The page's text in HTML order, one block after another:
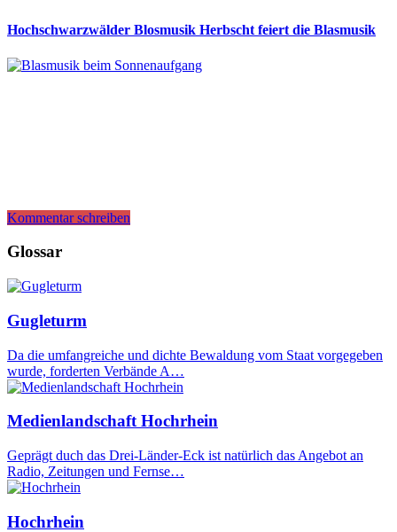
Hochschwarzwälder Blosmusik Herbscht feiert die Blasmusik
Kommentar schreiben
Glossar
Gugleturm
Da die umfangreiche und dichte Bewaldung vom Staat vorgegeben
wurde, forderten Verbände A…
Medienlandschaft Hochrhein
Geprägt duch das Drei-Länder-Eck ist natürlich das Angebot an
Radio, Zeitungen und Fernse…
Hochrhein